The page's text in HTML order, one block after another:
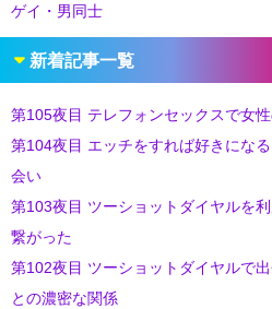
ゲイ・男同士
新着記事一覧
第105夜目 テレフォンセックスで女
第104夜目 エッチをすれば好きにな
会い
第103夜目 ツーショットダイヤルを
繋がった
第102夜目 ツーショットダイヤルで
との濃密な関係